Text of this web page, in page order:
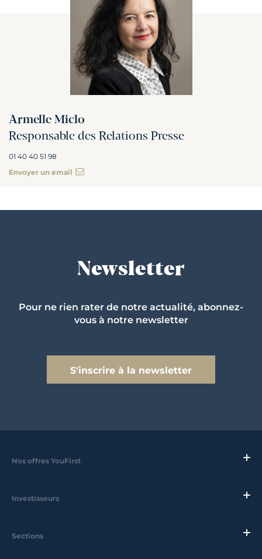
Armelle Miclo
Responsable des Relations Presse
01 40 40 51 98
Envoyer un email
Newsletter
Pour ne rien rater de notre actualité, abonnez-
vous à notre newsletter
S'inscrire à la newsletter
Nos offres YouFirst
Investisseurs
Sections